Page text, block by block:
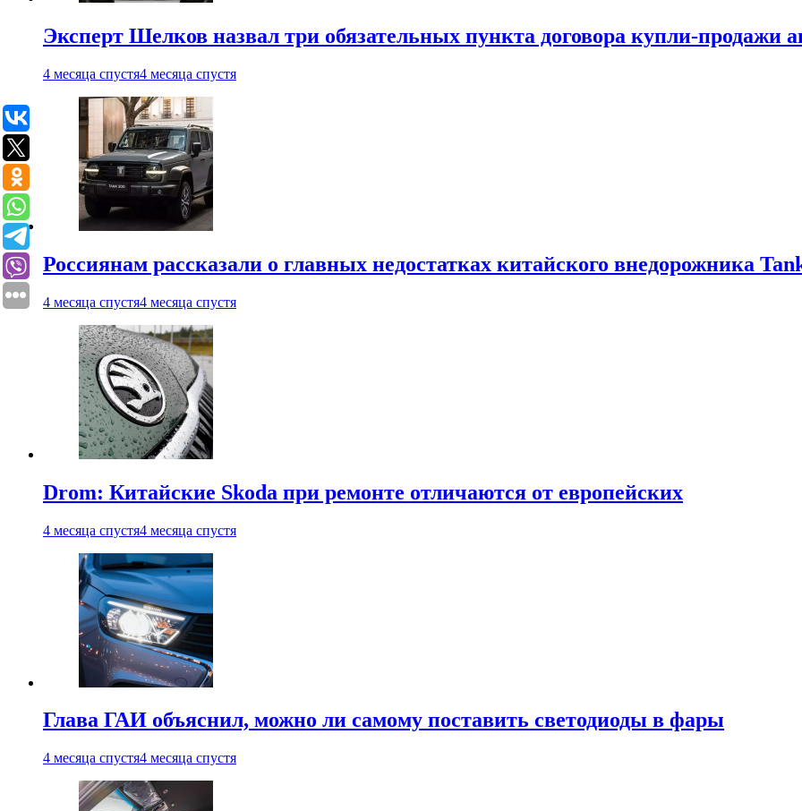
Эксперт Шелков назвал три обязательных пункта договора купли-продажи
4 месяца спустя4 месяца спустя
Россиянам рассказали о главных недостатках китайского внедорожника
4 месяца спустя4 месяца спустя
Drom: Китайские Skoda при ремонте отличаются от европейских
4 месяца спустя4 месяца спустя
Глава ГАИ объяснил, можно ли самому поставить светодиоды в фары
4 месяца спустя4 месяца спустя